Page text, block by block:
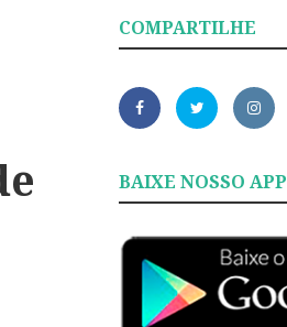
COMPARTILHE
BAIXE NOSSO APP